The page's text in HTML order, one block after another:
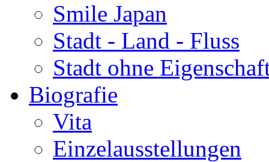
Smile Japan
Stadt - Land - Fluss
Stadt ohne
Biografie
Vita
Einzelausstellungen